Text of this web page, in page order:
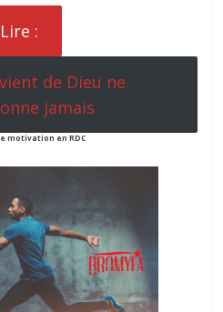
Lire :
de Dieu ne
jamais
motivation en RDC